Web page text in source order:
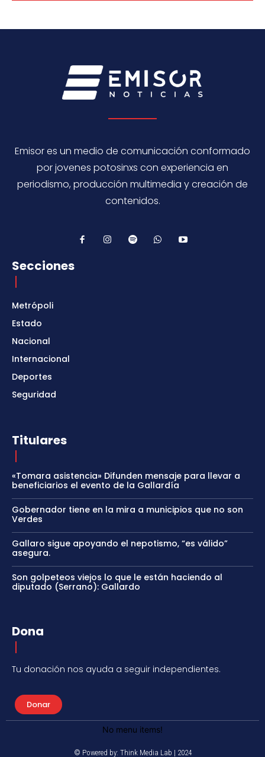
Emisor es un medio de comunicación conformado
por jovenes potosinxs con experiencia en
periodismo, producción multimedia y creación de
contenidos.
Secciones
Metrópoli
Estado
Nacional
Internacional
Deportes
Seguridad
Titulares
«Tomara asistencia» Difunden mensaje para llevar a
beneficiarios el evento de la Gallardía
Gobernador tiene en la mira a municipios que no son
Verdes
Gallaro sigue apoyando el nepotismo, “es válido”
asegura.
Son golpeteos viejos lo que le están haciendo al
diputado (Serrano): Gallardo
Dona
Tu donación nos ayuda a seguir independientes.
Donar
No menu items!
© Powered by: Think Media Lab | 2024